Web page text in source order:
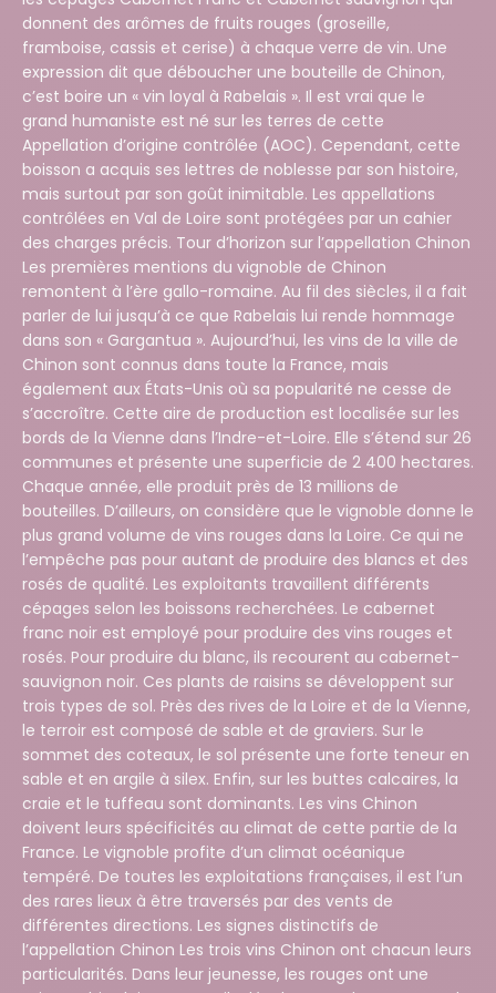
donnent des arômes de fruits rouges (groseille,
framboise, cassis et cerise) à chaque verre de vin. Une
expression dit que déboucher une bouteille de Chinon,
c’est boire un « vin loyal à Rabelais ». Il est vrai que le
grand humaniste est né sur les terres de cette
Appellation d’origine contrôlée (AOC). Cependant, cette
boisson a acquis ses lettres de noblesse par son histoire,
mais surtout par son goût inimitable. Les appellations
contrôlées en Val de Loire sont protégées par un cahier
des charges précis. Tour d’horizon sur l’appellation Chinon
Les premières mentions du vignoble de Chinon
remontent à l’ère gallo-romaine. Au fil des siècles, il a fait
parler de lui jusqu’à ce que Rabelais lui rende hommage
dans son « Gargantua ». Aujourd’hui, les vins de la ville de
Chinon sont connus dans toute la France, mais
également aux États-Unis où sa popularité ne cesse de
s’accroître. Cette aire de production est localisée sur les
bords de la Vienne dans l’Indre-et-Loire. Elle s’étend sur 26
communes et présente une superficie de 2 400 hectares.
Chaque année, elle produit près de 13 millions de
bouteilles. D’ailleurs, on considère que le vignoble donne le
plus grand volume de vins rouges dans la Loire. Ce qui ne
l’empêche pas pour autant de produire des blancs et des
rosés de qualité. Les exploitants travaillent différents
cépages selon les boissons recherchées. Le cabernet
franc noir est employé pour produire des vins rouges et
rosés. Pour produire du blanc, ils recourent au cabernet-
sauvignon noir. Ces plants de raisins se développent sur
trois types de sol. Près des rives de la Loire et de la Vienne,
le terroir est composé de sable et de graviers. Sur le
sommet des coteaux, le sol présente une forte teneur en
sable et en argile à silex. Enfin, sur les buttes calcaires, la
craie et le tuffeau sont dominants. Les vins Chinon
doivent leurs spécificités au climat de cette partie de la
France. Le vignoble profite d’un climat océanique
tempéré. De toutes les exploitations françaises, il est l’un
des rares lieux à être traversés par des vents de
différentes directions. Les signes distinctifs de
l’appellation Chinon Les trois vins Chinon ont chacun leurs
particularités. Dans leur jeunesse, les rouges ont une